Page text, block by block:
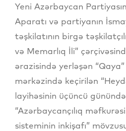
Yeni Azərbaycan
Aparatı və partiyanın
təşkilatının birgə
və Memarlıq İli”
ərazisində yerləşən
mərkəzində keçirilən
layihəsinin üçüncü
“Azərbaycançılıq
sisteminin inkişafı”